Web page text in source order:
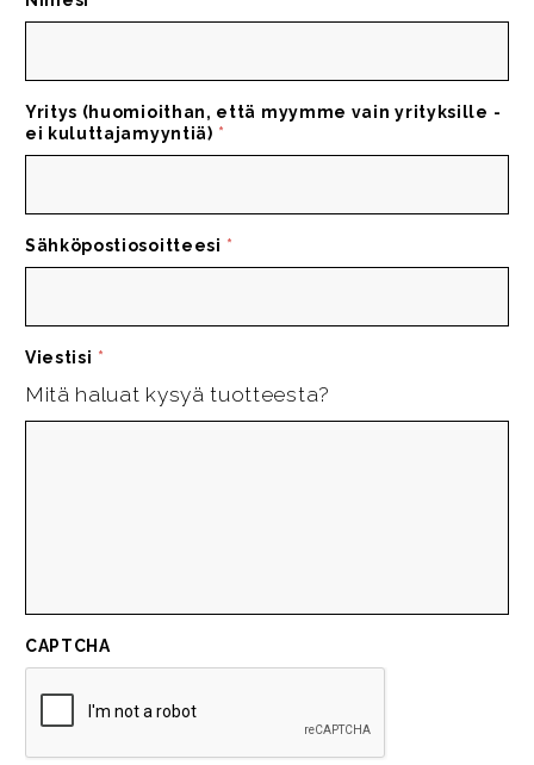
Yritys (huomioithan, että myymme vain yrityksille -
ei kuluttajamyyntiä) *
Sähköpostiosoitteesi *
Viestisi *
Mitä haluat kysyä tuotteesta?
CAPTCHA